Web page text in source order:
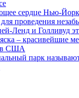
сердце Нью-
проведения
Ленд и Голливуд
– красивейшие
в США
парк